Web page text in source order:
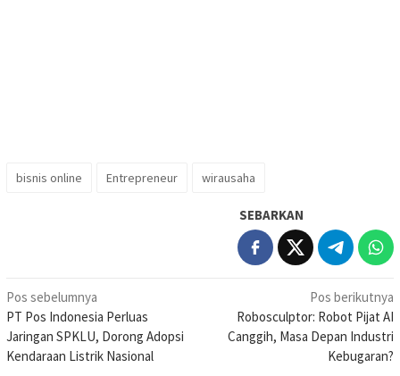
bisnis online Entrepreneur wirausaha
SEBARKAN
Navigasi
pos
Pos sebelumnya
PT Pos Indonesia Perluas
Jaringan SPKLU, Dorong Adopsi
Kendaraan Listrik Nasional
Pos berikutnya
Robosculptor: Robot Pijat AI
Canggih, Masa Depan Industri
Kebugaran?